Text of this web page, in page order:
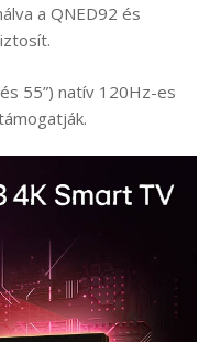
a QNED92 és
55”) natív 120Hz-es